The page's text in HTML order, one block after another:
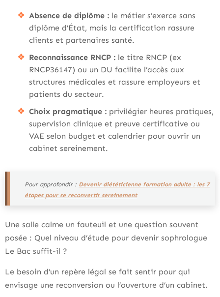
Absence de diplôme : le métier s’exerce sans
diplôme d’État, mais la certification rassure
clients et partenaires santé.
Reconnaissance RNCP : le titre RNCP (ex
RNCP36147) ou un DU facilite l’accès aux
structures médicales et rassure employeurs et
patients du secteur.
Choix pragmatique : privilégier heures pratiques,
supervision clinique et preuve certificative ou
VAE selon budget et calendrier pour ouvrir un
cabinet sereinement.
Pour approfondir : Devenir diététicienne formation adulte : les 7
étapes pour se reconvertir sereinement
Une salle calme un fauteuil et une question souvent
posée : Quel niveau d’étude pour devenir sophrologue
Le Bac suffit-il ?
Le besoin d’un repère légal se fait sentir pour qui
envisage une reconversion ou l’ouverture d’un cabinet.